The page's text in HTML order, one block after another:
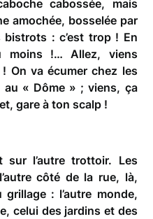
cabossée, mais
amochée, bosselée par
: c’est trop ! En
!… Allez, viens
! On va écumer chez les
au « Dôme » ; viens, ça
gare à ton scalp !
sur l’autre trottoir. Les
côté de la rue, là,
: l’autre monde,
celui des jardins et des